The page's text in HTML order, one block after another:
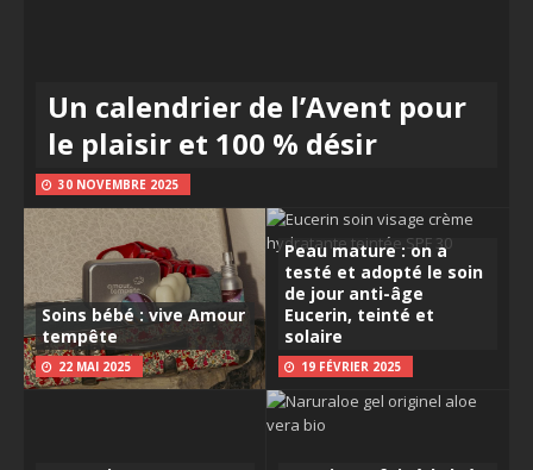
Un calendrier de l’Avent pour
le plaisir et 100 % désir
30 NOVEMBRE 2025
Soins bébé : vive Amour
tempête
22 MAI 2025
Peau mature : on a
testé et adopté le soin
de jour anti-âge
Eucerin, teinté et
solaire
19 FÉVRIER 2025